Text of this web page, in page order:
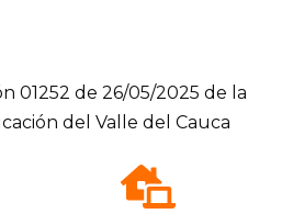
01252 de 26/05/2025 de la
del Valle del Cauca